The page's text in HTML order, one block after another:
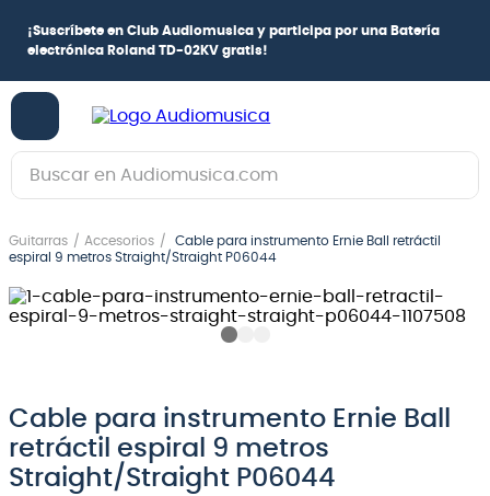
¡Suscríbete en Club Audiomusica y participa por una Batería
electrónica Roland TD-02KV gratis!
Buscar en Audiomusica.com
Guitarras Accesorios
Cable para instrumento Ernie Ball retráctil
espiral 9 metros Straight/Straight P06044
Cable para instrumento Ernie Ball
retráctil espiral 9 metros
Straight/Straight P06044
1.
guitarra electrica
2.
bajo
guitarra electroacústica
5.
amplificador
6.
guitarra
7
teclado